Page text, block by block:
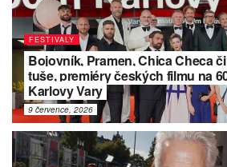
FESTIVALY
Bojovník, Pramen, Chica Checa
tuše, premiéry českých filmu na
Karlovy Vary
9 července, 2026